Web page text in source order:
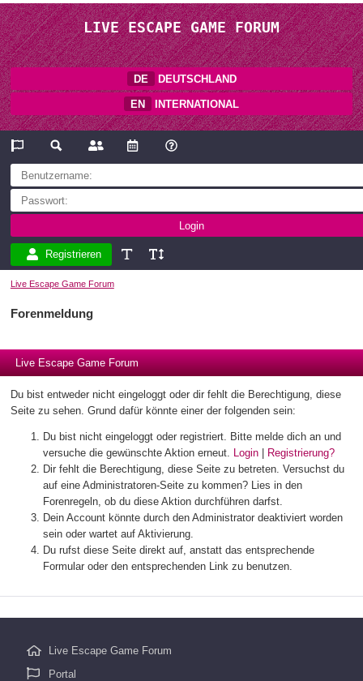
LIVE ESCAPE GAME FORUM
DE DEUTSCHLAND
EN INTERNATIONAL
Registrieren
Live Escape Game Forum
Forenmeldung
Live Escape Game Forum
Du bist entweder nicht eingeloggt oder dir fehlt die Berechtigung, diese
Seite zu sehen. Grund dafür könnte einer der folgenden sein:
Du bist nicht eingeloggt oder registriert. Bitte melde dich an und
versuche die gewünschte Aktion erneut. Login|
Registrierung?
Dir fehlt die Berechtigung, diese Seite zu betreten. Versuchst du
auf eine Administratoren-Seite zu kommen? Lies in den
Forenregeln, ob du diese Aktion durchführen darfst.
Dein Account könnte durch den Administrator deaktiviert worden
sein oder wartet auf Aktivierung.
Du rufst diese Seite direkt auf, anstatt das entsprechende
Formular oder den entsprechenden Link zu benutzen.
Live Escape Game Forum
Portal